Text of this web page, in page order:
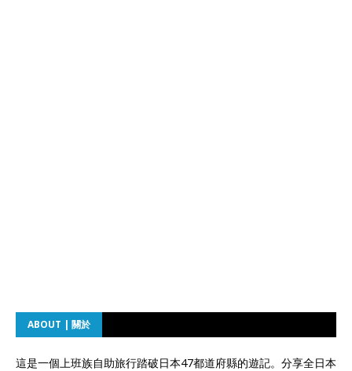
ABOUT | 關於
這是一個上班族自助旅行踏破日本47都道府縣的遊記。分享全日本